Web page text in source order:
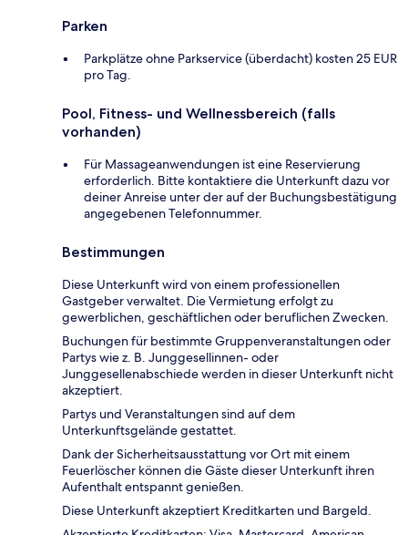
Parken
Parkplätze ohne Parkservice (überdacht) kosten 25 EUR
pro Tag.
Pool, Fitness- und Wellnessbereich (falls
vorhanden)
Für Massageanwendungen ist eine Reservierung
erforderlich. Bitte kontaktiere die Unterkunft dazu vor
deiner Anreise unter der auf der Buchungsbestätigung
angegebenen Telefonnummer.
Bestimmungen
Diese Unterkunft wird von einem professionellen
Gastgeber verwaltet. Die Vermietung erfolgt zu
gewerblichen, geschäftlichen oder beruflichen Zwecken.
Buchungen für bestimmte Gruppenveranstaltungen oder
Partys wie z. B. Junggesellinnen- oder
Junggesellenabschiede werden in dieser Unterkunft nicht
akzeptiert.
Partys und Veranstaltungen sind auf dem
Unterkunftsgelände gestattet.
Dank der Sicherheitsausstattung vor Ort mit einem
Feuerlöscher können die Gäste dieser Unterkunft ihren
Aufenthalt entspannt genießen.
Diese Unterkunft akzeptiert Kreditkarten und Bargeld.